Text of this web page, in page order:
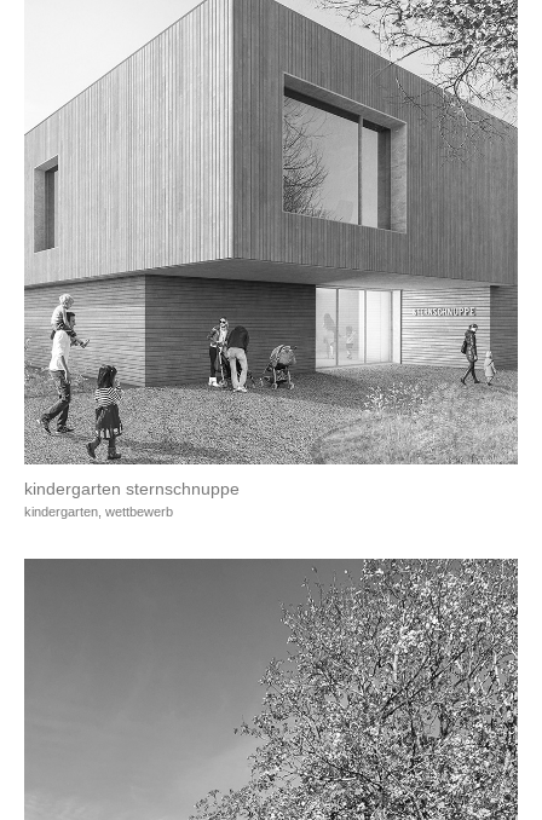
kindergarten sternschnuppe
kindergarten, wettbewerb